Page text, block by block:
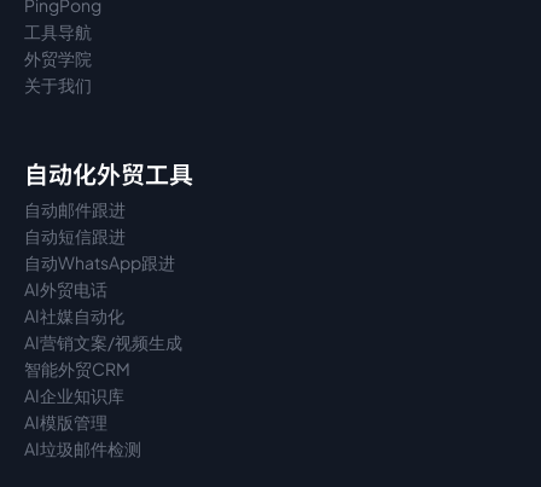
PingPong
工具导航
外贸学院
关于我们
自动化外贸工具
自动邮件跟进
自动短信跟进
自动WhatsApp跟进
AI外贸电话
AI社媒自动化
AI营销文案/视频生成
智能外贸CRM
AI企业知识库
AI模版管理
AI垃圾邮件检测